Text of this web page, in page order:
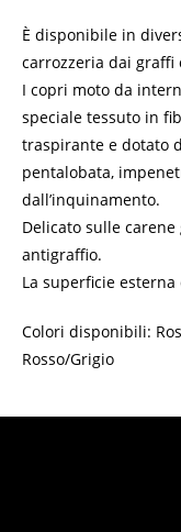
È disponibile in
carrozzeria dai graffi
I copri moto da
speciale tessuto in
traspirante e dotato
pentalobata,
dall’inquinamento.
Delicato sulle
antigraffio.
La superficie
Colori disponibili:
Rosso/Grigio